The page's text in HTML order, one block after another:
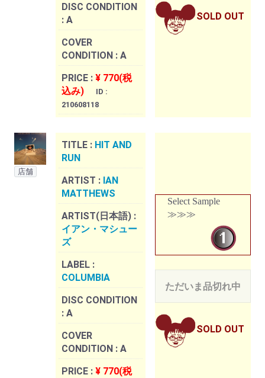
DISC CONDITION
: A
COVER
CONDITION : A
PRICE : ¥ 770(税
込み)
ID :
210608118
SOLD OUT
店舗
TITLE : HIT AND
RUN
ARTIST : IAN
MATTHEWS
ARTIST(日本語) :
イアン・マシュー
ズ
LABEL :
COLUMBIA
DISC CONDITION
: A
COVER
CONDITION : A
PRICE : ¥ 770(税
Select Sample
≫≫≫
ただいま品切れ中
SOLD OUT